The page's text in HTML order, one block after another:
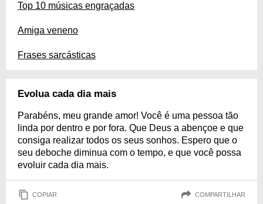
Top 10 músicas engraçadas
Amiga veneno
Frases sarcásticas
Evolua cada dia mais
Parabéns, meu grande amor! Você é uma pessoa tão
linda por dentro e por fora. Que Deus a abençoe e que
consiga realizar todos os seus sonhos. Espero que o
seu deboche diminua com o tempo, e que você possa
evoluir cada dia mais.
COPIAR COMPARTILHAR